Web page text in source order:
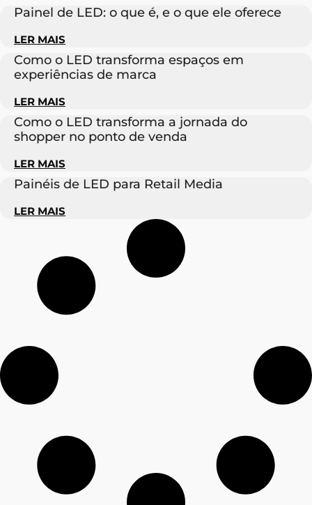
Painel de LED: o que é, e o que ele oferece
LER MAIS
Como o LED transforma espaços em
experiências de marca
LER MAIS
Como o LED transforma a jornada do
shopper no ponto de venda
LER MAIS
Painéis de LED para Retail Media
LER MAIS